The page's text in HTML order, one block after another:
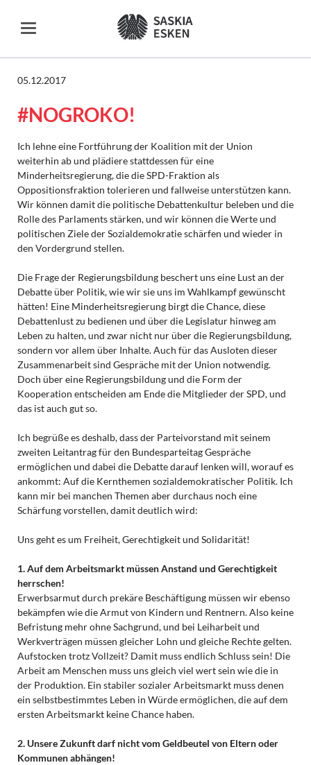
05.12.2017
#NOGROKO!
Ich lehne eine Fortführung der Koalition mit der Union
weiterhin ab und plädiere stattdessen für eine
Minderheitsregierung, die die SPD-Fraktion als
Oppositionsfraktion tolerieren und fallweise unterstützen kann.
Wir können damit die politische Debattenkultur beleben und die
Rolle des Parlaments stärken, und wir können die Werte und
politischen Ziele der Sozialdemokratie schärfen und wieder in
den Vordergrund stellen.
Die Frage der Regierungsbildung beschert uns eine Lust an der
Debatte über Politik, wie wir sie uns im Wahlkampf gewünscht
hätten! Eine Minderheitsregierung birgt die Chance, diese
Debattenlust zu bedienen und über die Legislatur hinweg am
Leben zu halten, und zwar nicht nur über die Regierungsbildung,
sondern vor allem über Inhalte. Auch für das Ausloten dieser
Zusammenarbeit sind Gespräche mit der Union notwendig.
Doch über eine Regierungsbildung und die Form der
Kooperation entscheiden am Ende die Mitglieder der SPD, und
das ist auch gut so.
Ich begrüße es deshalb, dass der Parteivorstand mit seinem
zweiten Leitantrag für den Bundesparteitag Gespräche
ermöglichen und dabei die Debatte darauf lenken will, worauf es
ankommt: Auf die Kernthemen sozialdemokratischer Politik. Ich
kann mir bei manchen Themen aber durchaus noch eine
Schärfung vorstellen, damit deutlich wird:
Uns geht es um Freiheit, Gerechtigkeit und Solidarität!
1. Auf dem Arbeitsmarkt müssen Anstand und Gerechtigkeit
herrschen!
Erwerbsarmut durch prekäre Beschäftigung müssen wir ebenso
bekämpfen wie die Armut von Kindern und Rentnern. Also keine
Befristung mehr ohne Sachgrund, und bei Leiharbeit und
Werkverträgen müssen gleicher Lohn und gleiche Rechte gelten.
Aufstocken trotz Vollzeit? Damit muss endlich Schluss sein! Die
Arbeit am Menschen muss uns gleich viel wert sein wie die in
der Produktion. Ein stabiler sozialer Arbeitsmarkt muss denen
ein selbstbestimmtes Leben in Würde ermöglichen, die auf dem
ersten Arbeitsmarkt keine Chance haben.
2. Unsere Zukunft darf nicht vom Geldbeutel von Eltern oder
Kommunen abhängen!